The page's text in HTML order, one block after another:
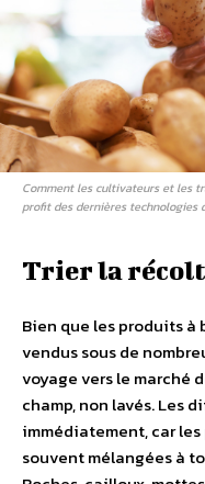
Comment les cultivateurs et les
profit des dernières technologies
Trier la
Bien que les produits à
vendus sous de
voyage vers le marché
champ, non lavés. Les
immédiatement, car
souvent mélangées à